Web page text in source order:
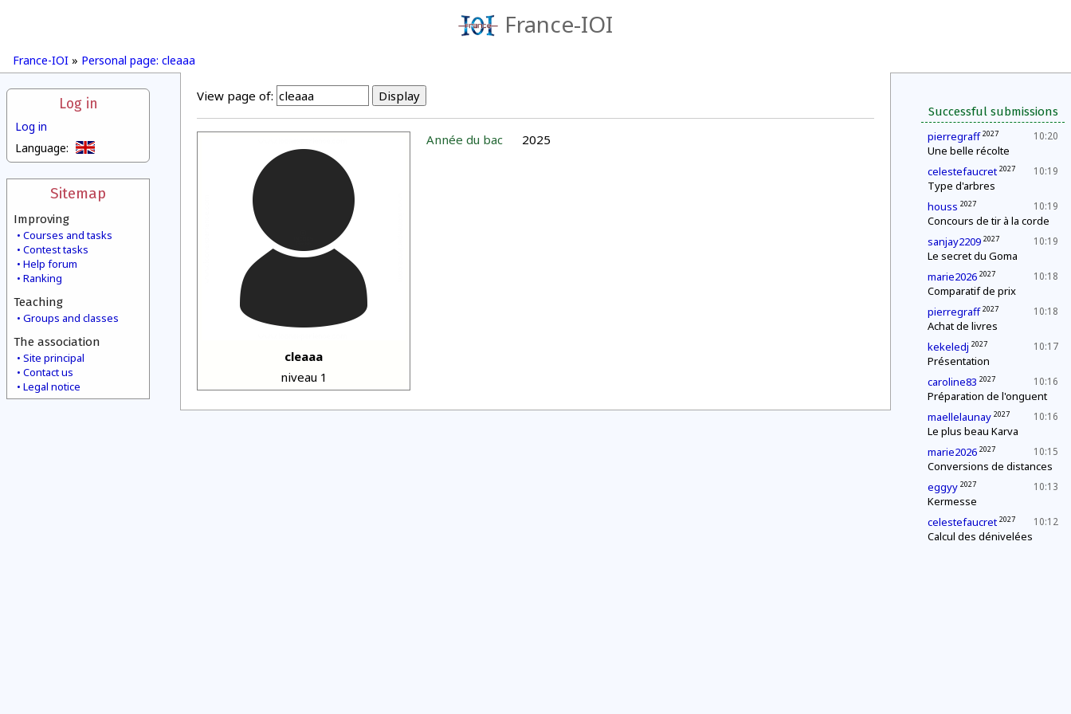
France-IOI
France-IOI » Personal page: cleaaa
Log in
Log in
Language:
Sitemap
Improving
Courses and tasks
Contest tasks
Help forum
Ranking
Teaching
Groups and classes
The association
Site principal
Contact us
Legal notice
Successful submissions
10:20
pierregraff 2027
Une belle récolte
10:19
celestefaucret 2027
Type d'arbres
10:19
houss 2027
Concours de tir à la corde
10:19
sanjay2209 2027
Le secret du Goma
10:18
marie2026 2027
Comparatif de prix
10:18
pierregraff 2027
Achat de livres
10:17
kekeledj 2027
Présentation
10:16
caroline83 2027
Préparation de l'onguent
10:16
maellelaunay 2027
Le plus beau Karva
10:15
marie2026 2027
Conversions de distances
10:13
eggyy 2027
Kermesse
10:12
celestefaucret 2027
Calcul des dénivelées
View page of:
cleaaa
niveau 1
Année du bac 2025